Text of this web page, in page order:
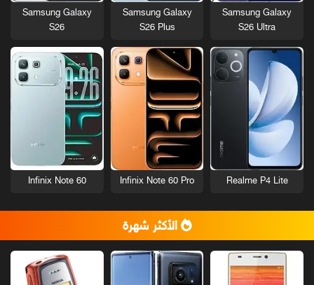
Samsung Galaxy
S26 Ultra
Samsung Galaxy
S26 Plus
Samsung Galaxy
S26
Realme P4 Lite
Infinix Note 60 Pro
Infinix Note 60
الأكثر شهرة